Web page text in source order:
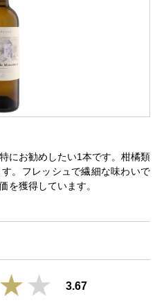
にお勧めしたい1本です。柑橘類
。フレッシュで繊細な味わいで
を獲得しています。
3.67